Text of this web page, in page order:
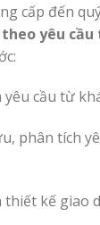
cấp đến
yêu cầu
yêu cầu từ
phân tích
thiết kế giao